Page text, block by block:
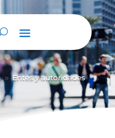
9 Entes y autoridades